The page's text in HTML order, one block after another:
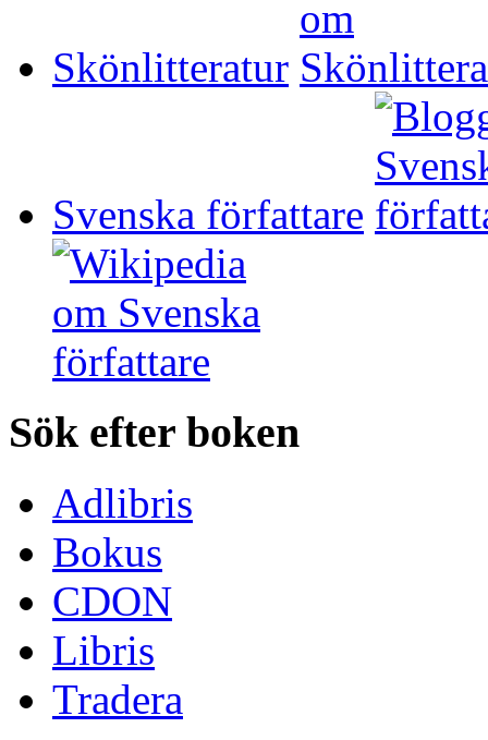
Skönlitteratur
Svenska författare
Sök efter boken
Adlibris
Bokus
CDON
Libris
Tradera